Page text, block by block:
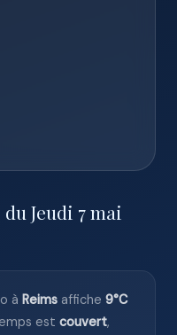
Jeudi 7 mai
à Reims affiche 9°C
est couvert,